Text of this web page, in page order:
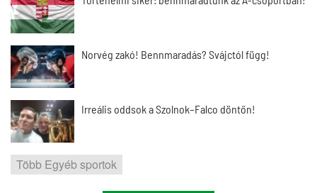
Norvég zakó! Bennmaradás? Svájctól függ!
Irreális oddsok a Szolnok–Falco döntőn!
Több Egyéb sportok